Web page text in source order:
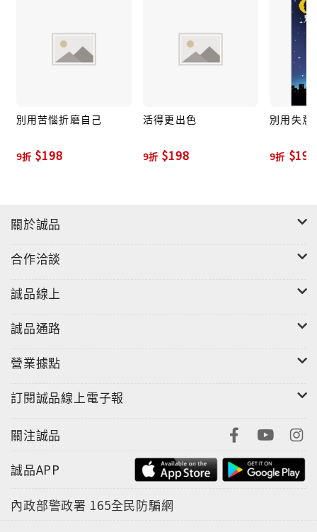
別用苦惱折磨自己
9折 $198
活得更出色
9折 $198
別用失意
9折 $198
關於誠品
合作洽談
誠品線上
誠品通路
營業據點
訂閱誠品線上電子報
關注誠品
誠品APP
內政部警政署 165全民防騙網